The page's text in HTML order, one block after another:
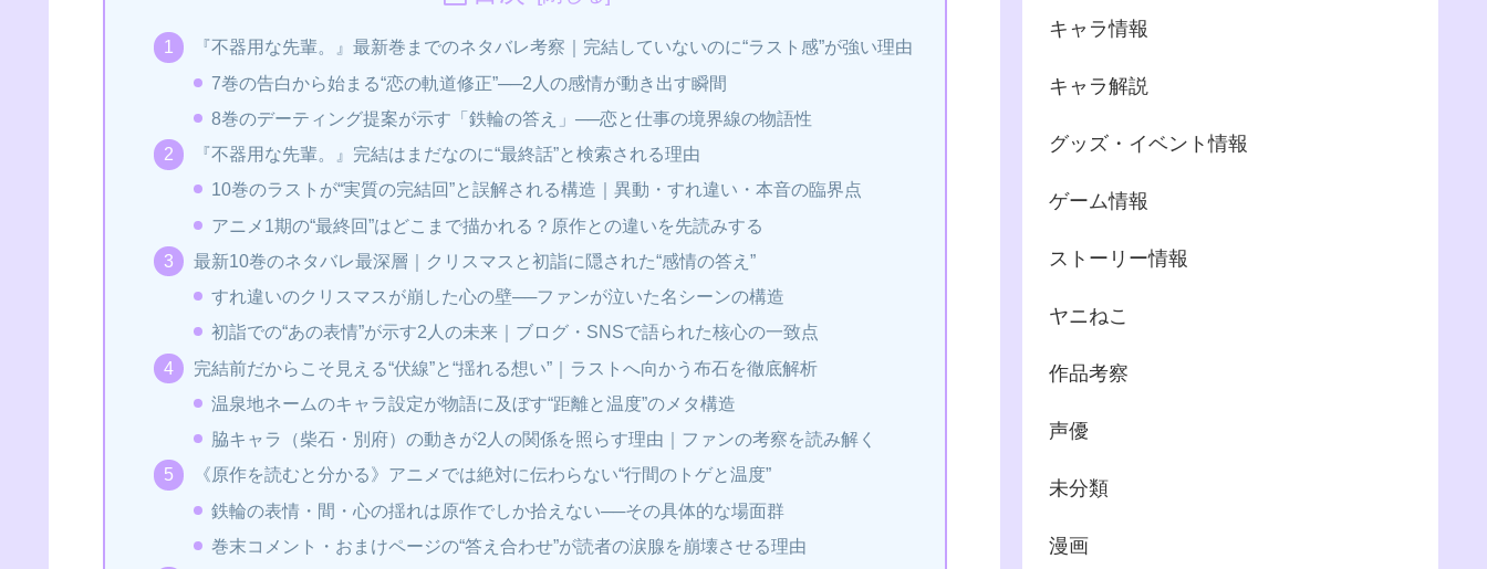
『不器用な先輩。』最新巻までのネタバレ考察｜完結していないのに“ラスト感”が強い理由
7巻の告白から始まる“恋の軌道修正”──2人の感情が動き出す瞬間
8巻のデーティング提案が示す「鉄輪の答え」──恋と仕事の境界線の物語性
『不器用な先輩。』完結はまだなのに“最終話”と検索される理由
10巻のラストが“実質の完結回”と誤解される構造｜異動・すれ違い・本音の臨界点
アニメ1期の“最終回”はどこまで描かれる？原作との違いを先読みする
最新10巻のネタバレ最深層｜クリスマスと初詣に隠された“感情の答え”
すれ違いのクリスマスが崩した心の壁──ファンが泣いた名シーンの構造
初詣での“あの表情”が示す2人の未来｜ブログ・SNSで語られた核心の一致点
完結前だからこそ見える“伏線”と“揺れる想い”｜ラストへ向かう布石を徹底解析
温泉地ネームのキャラ設定が物語に及ぼす“距離と温度”のメタ構造
脇キャラ（柴石・別府）の動きが2人の関係を照らす理由｜ファンの考察を読み解く
《原作を読むと分かる》アニメでは絶対に伝わらない“行間のトゲと温度”
鉄輪の表情・間・心の揺れは原作でしか拾えない──その具体的な場面群
巻末コメント・おまけページの“答え合わせ”が読者の涙腺を崩壊させる理由
キャラ情報
キャラ解説
グッズ・イベント情報
ゲーム情報
ストーリー情報
ヤニねこ
作品考察
声優
未分類
漫画